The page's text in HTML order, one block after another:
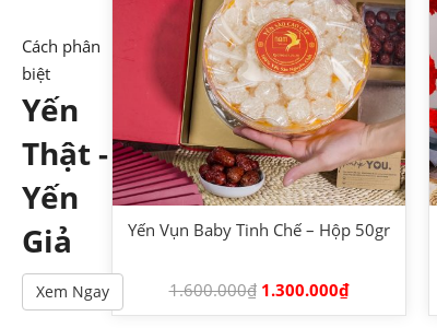
Yến Vụn Baby Tinh Chế – Hộp 50gr
1.600.000₫ 1.300.000₫
Cách phân
biệt
Yến
Thật -
Yến
Giả
Xem Ngay